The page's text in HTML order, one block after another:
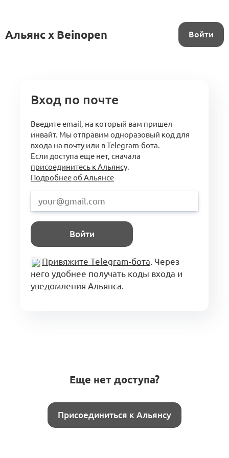
Альянс x Beinopen Войти
Вход по почте
Введите email, на который вам пришел
инвайт. Мы отправим одноразовый код для
входа на почту или в Telegram-бота.
Если доступа еще нет, сначала
присоединитесь к Альянсу.
Подробнее об Альянсе
Войти
Привяжите Telegram-бота. Через
него удобнее получать коды входа и
уведомления Альянса.
Еще нет доступа?
Присоединиться к Альянсу